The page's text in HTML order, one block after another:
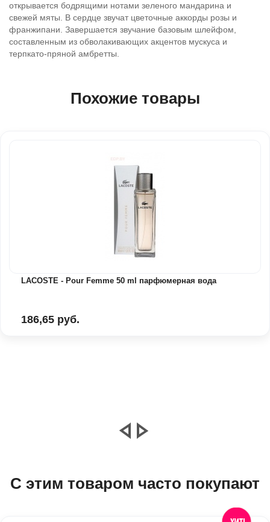
открывается бодрящими нотами зеленого мандарина и
свежей мяты. В сердце звучат цветочные аккорды розы и
франжипани. Завершается звучание базовым шлейфом,
составленным из обволакивающих акцентов мускуса и
терпкато-пряной амбретты.
Похожие товары
LACOSTE - Pour Femme 50 ml парфюмерная вода
186,65 руб.
С этим товаром часто покупают